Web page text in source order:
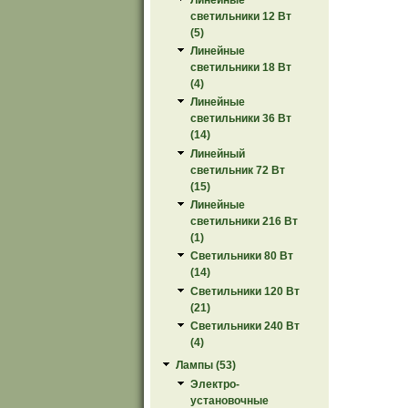
светильники 12 Вт
(5)
Линейные
светильники 18 Вт
(4)
Линейные
светильники 36 Вт
(14)
Линейный
светильник 72 Вт
(15)
Линейные
светильники 216 Вт
(1)
Светильники 80 Вт
(14)
Светильники 120 Вт
(21)
Светильники 240 Вт
(4)
Лампы (53)
Электро-
установочные